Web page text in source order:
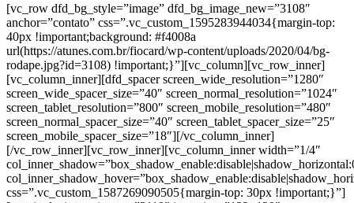
[vc_row dfd_bg_style=”image” dfd_bg_image_new=”3108″
anchor=”contato” css=”.vc_custom_1595283944034{margin-top:
40px !important;background: #f4008a
url(https://atunes.com.br/fiocard/wp-content/uploads/2020/04/bg-
rodape.jpg?id=3108) !important;}”][vc_column][vc_row_inner]
[vc_column_inner][dfd_spacer screen_wide_resolution=”1280″
screen_wide_spacer_size=”40″ screen_normal_resolution=”1024″
screen_tablet_resolution=”800″ screen_mobile_resolution=”480″
screen_normal_spacer_size=”40″ screen_tablet_spacer_size=”25″
screen_mobile_spacer_size=”18″][/vc_column_inner]
[/vc_row_inner][vc_row_inner][vc_column_inner width=”1/4″
css=”.vc_custom_1587269090505{margin-top: 30px !important;}”]